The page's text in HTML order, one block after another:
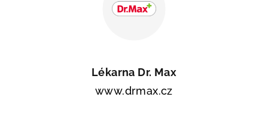
Lékarna Dr. Max
www.drmax.cz